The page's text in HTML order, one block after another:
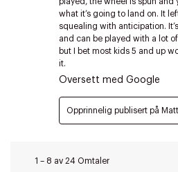
Riktige Lukk